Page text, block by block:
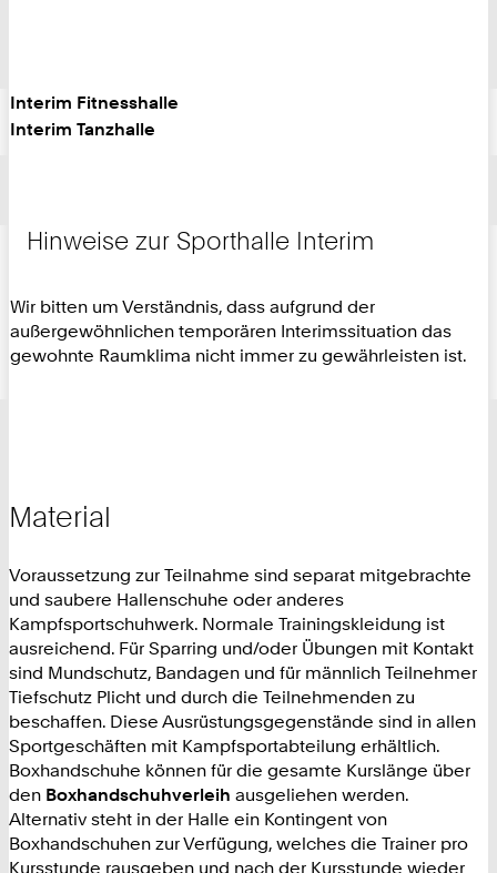
Interim Fitnesshalle
Interim Tanzhalle
Hinweise zur Sporthalle Interim
Wir bitten um Verständnis, dass aufgrund der
außergewöhnlichen temporären Interimssituation das
gewohnte Raumklima nicht immer zu gewährleisten ist.
Material
Voraussetzung zur Teilnahme sind separat mitgebrachte
und saubere Hallenschuhe oder anderes
Kampfsportschuhwerk. Normale Trainingskleidung ist
ausreichend. Für Sparring und/oder Übungen mit Kontakt
sind Mundschutz, Bandagen und für männlich Teilnehmer
Tiefschutz Plicht und durch die Teilnehmenden zu
beschaffen. Diese Ausrüstungsgegenstände sind in allen
Sportgeschäften mit Kampfsportabteilung erhältlich.
Boxhandschuhe können für die gesamte Kurslänge über
den Boxhandschuhverleih ausgeliehen werden.
Alternativ steht in der Halle ein Kontingent von
Boxhandschuhen zur Verfügung, welches die Trainer pro
Kursstunde rausgeben und nach der Kursstunde wieder